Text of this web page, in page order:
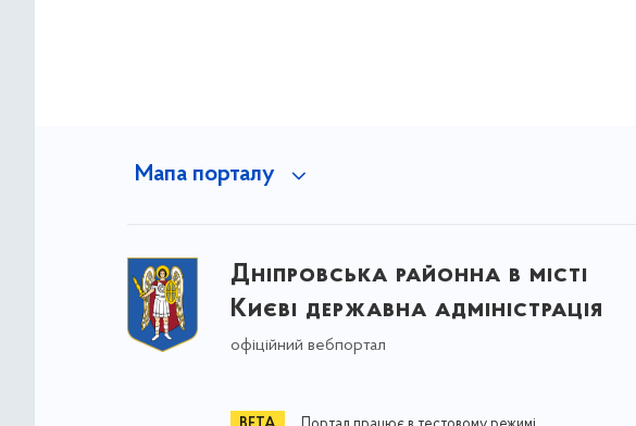
Мапа порталу
Дніпровська районна в місті
Києві державна адміністрація
офіційний вебпортал